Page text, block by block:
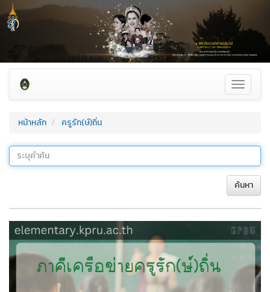
Toggle
หน้าหลัก
ครูรัก(ษ์)ถิ่น
ค้นหา